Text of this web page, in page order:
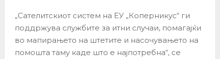
„Сателитскиот систем на ЕУ „Коперникус“ ги
поддржува службите за итни случаи, помагајќи
во мапирањето на штетите и насочувањето на
помошта таму каде што е најпотребна“, се